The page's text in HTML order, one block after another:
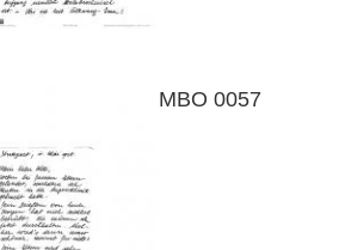
MBO 0057